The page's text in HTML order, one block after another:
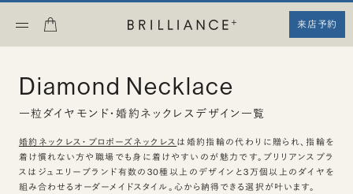
来店予約
Diamond Necklace
一粒ダイヤモンド・婚約ネックレスデザイン一覧
婚約ネックレス・プロポーズネックレス は婚約指輪の代わりに贈られ、指輪を
着け慣れない方や職場でも身に着けやすいのが魅力です。ブリリアンスプラ
スはジュエリーブランド有数の30種以上のデザインと3万個以上のダイヤを
組み合わせるオーダーメイドスタイル。心から納得できる選択が叶います。